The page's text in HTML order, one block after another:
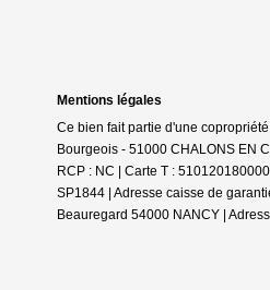
Mentions légales
Ce bien fait partie d'une
Bourgeois - 51000 CHALONS EN
RCP : NC | Carte T :
SP1844 | Adresse caisse de
Beauregard 54000 NANCY |